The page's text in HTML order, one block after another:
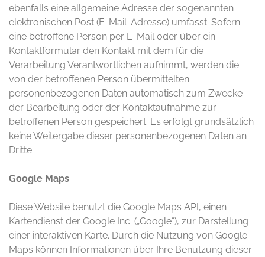
ebenfalls eine allgemeine Adresse der sogenannten
elektronischen Post (E-Mail-Adresse) umfasst. Sofern
eine betroffene Person per E-Mail oder über ein
Kontaktformular den Kontakt mit dem für die
Verarbeitung Verantwortlichen aufnimmt, werden die
von der betroffenen Person übermittelten
personenbezogenen Daten automatisch zum Zwecke
der Bearbeitung oder der Kontaktaufnahme zur
betroffenen Person gespeichert. Es erfolgt grundsätzlich
keine Weitergabe dieser personenbezogenen Daten an
Dritte.
Google Maps
Diese Website benutzt die Google Maps API, einen
Kartendienst der Google Inc. („Google“), zur Darstellung
einer interaktiven Karte. Durch die Nutzung von Google
Maps können Informationen über Ihre Benutzung dieser